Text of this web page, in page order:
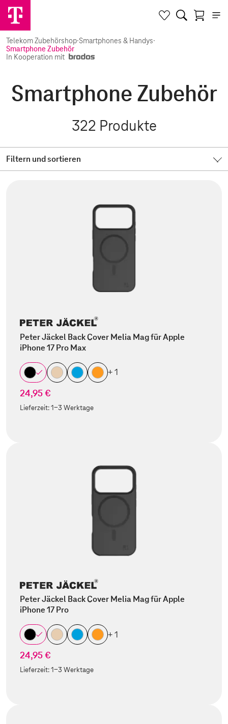
Telekom Zubehörshop·Smartphones & Handys·
Smartphone Zubehör
In Kooperation mit
Smartphone Zubehör
322 Produkte
Filtern und sortieren
Peter Jäckel Back Cover Melia Mag für Apple
iPhone 17 Pro Max
+ 1
24,95 €
Lieferzeit:1-3 Werktage
Peter Jäckel Back Cover Melia Mag für Apple
iPhone 17 Pro
+ 1
24,95 €
Lieferzeit:1-3 Werktage